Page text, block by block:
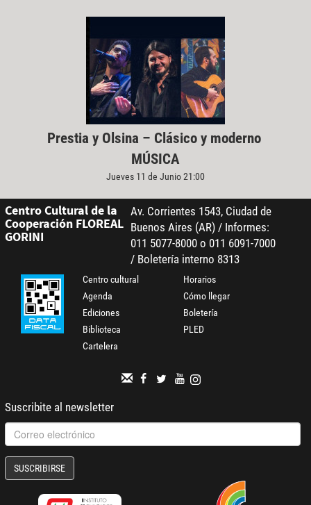
Prestia y Olsina – Clásico y moderno
MÚSICA
Jueves 11 de Junio 21:00
Centro Cultural de la
Cooperación FLOREAL
GORINI
Av. Corrientes 1543, Ciudad de
Buenos Aires (AR) / Informes:
011 5077-8000 o 011 6091-7000
/ Boletería interno 8313
Centro cultural
Agenda
Ediciones
Biblioteca
Cartelera
Horarios
Cómo llegar
Boletería
PLED
Suscribite al newsletter
SUSCRIBIRSE